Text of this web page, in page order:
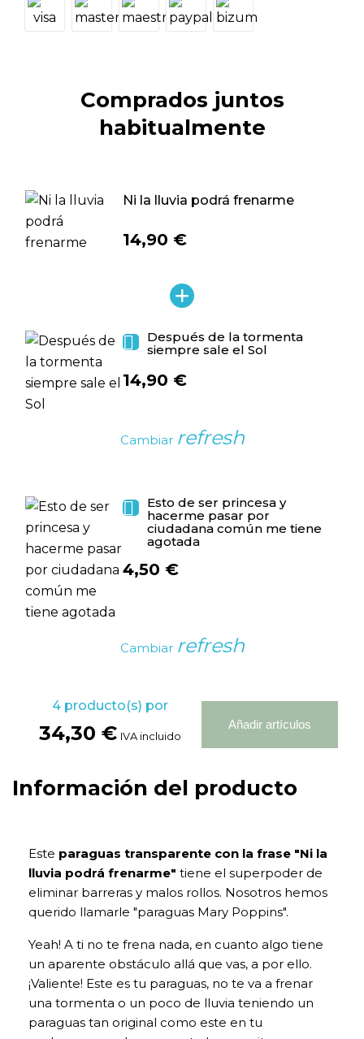
Comprados juntos
habitualmente
Ni la lluvia podrá frenarme
14,90 €

Después de la tormenta
siempre sale el Sol
14,90 €
Cambiar refresh

Esto de ser princesa y
hacerme pasar por
ciudadana común me tiene
agotada
4,50 €
Cambiar refresh
4producto(s) por
34,30 € IVA incluido
Añadir artículos
Información del producto
Este paraguas transparente con la frase "Ni la
lluvia podrá frenarme" tiene el superpoder de
eliminar barreras y malos rollos. Nosotros hemos
querido llamarle "paraguas Mary Poppins".
Yeah! A ti no te frena nada, en cuanto algo tiene
un aparente obstáculo allá que vas, a por ello.
¡Valiente! Este es tu paraguas, no te va a frenar
una tormenta o un poco de lluvia teniendo un
paraguas tan original como este en tu